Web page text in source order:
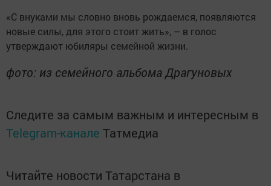
«С внуками мы словно вновь рождаемся, появляются
новые силы, для этого стоит жить», – в голос
утверждают юбиляры ­семейной жизни.
фото: из семейного альбома Драгуновых
Следите за самым важным и интересным в
Telegram-канале Татмедиа
Читайте новости Татарстана в